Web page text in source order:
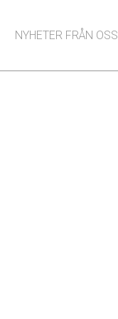
NYHETER FRÅN OSS